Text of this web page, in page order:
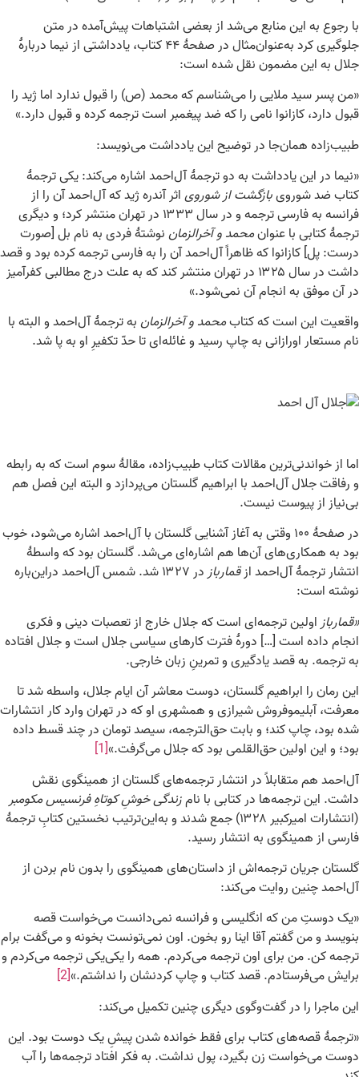
با رجوع به این منابع می‌شد از بعضی اشتباهات پیش‌آمده در متن
جلوگیری کرد به‌عنوان‌مثال در صفحهٔ ۴۴ کتاب، یادداشتی از نیما دربارهٔ
جلال به این مضمون نقل شده است:
«من پسر سید ملایی را می‌شناسم که محمد (ص) را قبول ندارد اما ژید را
قبول دارد، کازانوا نامی را که ضد پیغمبر است ترجمه کرده و قبول دارد.»
طبیب‌زاده همان‌جا در توضیح این یادداشت می‌نویسد:
«نیما در این یادداشت به دو ترجمهٔ آل‌احمد اشاره می‌کند: یکی ترجمهٔ
کتاب ضد شورویبازگشت از شورویاثر آندره ژید که آل‌احمد آن را از
فرانسه به فارسی ترجمه و در سال ۱۳۳۳ در تهران منتشر کرد؛ و دیگری
ترجمهٔ کتابی با عنوانمحمد و آخرالزماننوشتهٔ فردی به نام بل [صورت
درست: پل] کازانوا که ظاهراً آل‌احمد آن را به فارسی ترجمه کرده بود و قصد
داشت در سال ۱۳۲۵ در تهران منتشر کند که به علت درج مطالبی کفرآمیز
در آن موفق به انجام آن نمی‌شود.»
واقعیت این است که کتابمحمد و آخرالزمانبه ترجمهٔ آل‌احمد و البته با
نام مستعار اورازانی به چاپ رسید و غائله‌ای تا حدّ تکفیرِ او به پا شد.
اما از خواندنی‌ترین مقالات کتاب طبیب‌زاده، مقالهٔ سوم است که به رابطه
و رفاقت جلال آل‌احمد با ابراهیم گلستان می‌پردازد و البته این فصل هم
بی‌نیاز از پیوست نیست.
در صفحهٔ ۱۰۰ وقتی به آغاز آشنایی گلستان با آل‌احمد اشاره می‌شود، خوب
بود به همکاری‌های آن‌ها هم اشاره‌ای می‌شد. گلستان بود که واسطهٔ
انتشار ترجمهٔ آل‌احمد ازقمارباز
در ۱۳۲۷ شد. شمس آل‌احمد دراین‌باره
نوشته است:
«قماربازاولین ترجمه‌ای است که جلال خارج از تعصبات دینی و فکری
انجام داده است […] دورهٔ فترت کارهای سیاسی جلال است و جلال افتاده
به ترجمه. به قصد یادگیری و تمرینِ زبان خارجی.
این رمان را ابراهیم گلستان، دوست معاشر آن ایام جلال، واسطه شد تا
معرفت، آبلیموفروش شیرازی و همشهری او که در تهران وارد کار انتشارات
شده بود، چاپ کند؛ و بابت حق‌الترجمه، سیصد تومان در چند قسط داده
بود؛ و این اولین حق‌القلمی بود که جلال می‌گرفت.»[1]
آل‌احمد هم متقابلاً در انتشار ترجمه‌های گلستان از همینگوی نقش
داشت. این ترجمه‌ها در کتابی با نامزندگی خوشِ کوتاهِ فرنسیس مکومبر
(انتشارات امیرکبیر ۱۳۲۸) جمع شدند و به‌این‌ترتیب نخستین کتابِ ترجمهٔ
فارسی از همینگوی به انتشار رسید.
گلستان جریان ترجمه‌اش از داستان‌های همینگوی را بدون نام بردن از
آل‌احمد چنین روایت می‌کند:
«یک دوستِ من که انگلیسی و فرانسه نمی‌دانست می‌خواست قصه
بنویسد و من گفتم آقا اینا رو بخون. اون نمی‌تونست بخونه و می‌گفت برام
ترجمه کن. من برای اون ترجمه می‌کردم. همه را یکی‌یکی ترجمه می‌کردم و
برایش می‌فرستادم. قصد کتاب و چاپ کردنشان را نداشتم.»[2]
این ماجرا را در گفت‌وگوی دیگری چنین تکمیل می‌کند:
«ترجمهٔ قصه‌های کتاب برای فقط خوانده شدن پیشِ یک دوست بود. این
دوست می‌خواست زن بگیرد، پول نداشت. به فکر افتاد ترجمه‌ها را آب